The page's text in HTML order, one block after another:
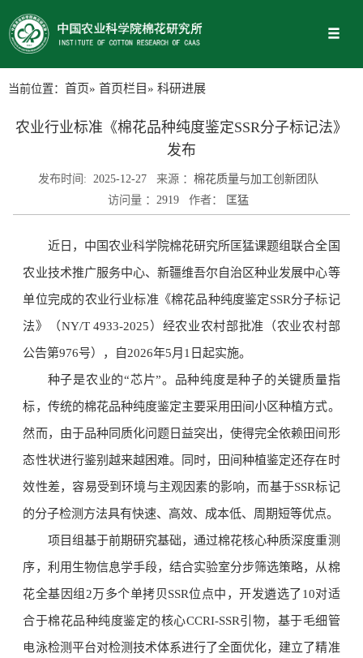
当前位置： 首页» 首页栏目» 科研进展
农业行业标准《棉花品种纯度鉴定SSR分子标记法》
发布
发布时间: 2025-12-27 来源 ：棉花质量与加工创新团队
访问量 ： 2919 作者： 匡猛
近日，中国农业科学院棉花研究所匡猛课题组联合全国
农业技术推广服务中心、新疆维吾尔自治区种业发展中心等
单位完成的农业行业标准《棉花品种纯度鉴定SSR分子标记
法》（NY/T 4933-2025）经农业农村部批准（农业农村部
公告第976号），自2026年5月1日起实施。
种子是农业的“芯片”。品种纯度是种子的关键质量指
标，传统的棉花品种纯度鉴定主要采用田间小区种植方式。
然而，由于品种同质化问题日益突出，使得完全依赖田间形
态性状进行鉴别越来越困难。同时，田间种植鉴定还存在时
效性差，容易受到环境与主观因素的影响，而基于SSR标记
的分子检测方法具有快速、高效、成本低、周期短等优点。
项目组基于前期研究基础，通过棉花核心种质深度重测
序，利用生物信息学手段，结合实验室分步筛选策略，从棉
花全基因组2万多个单拷贝SSR位点中，开发遴选了10对适
合于棉花品种纯度鉴定的核心CCRI-SSR引物，基于毛细管
电泳检测平台对检测技术体系进行了全面优化，建立了精准